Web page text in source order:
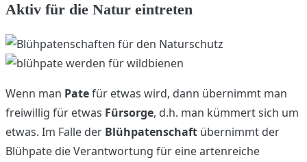
Aktiv für die Natur eintreten
Wenn man Patefür etwas wird, dann übernimmt man
freiwillig für etwas Fürsorge, d.h. man kümmert sich um
etwas. Im Falle der Blühpatenschaft übernimmt der
Blühpate die Verantwortung für eine artenreiche